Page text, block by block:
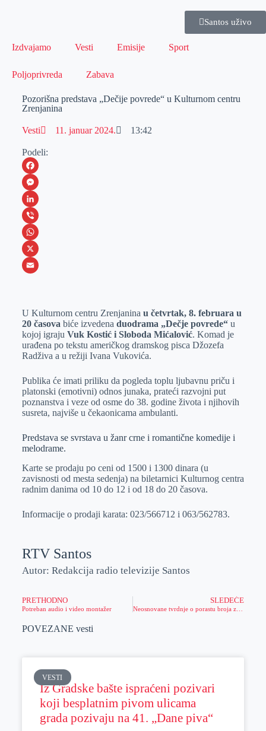
Santos uživo
Izdvajamo Vesti Emisije Sport
Poljoprivreda Zabava
Pozorišna predstava „Dečije povrede“ u Kulturnom centru
Zrenjanina
Vesti 11. januar 2024. 13:42
Podeli:
F
a
c
e
b
o
M
e
s
s
e
e
r
L
i
n
k
I
n
V
i
b
W
h
s
A
p
X
a
i
l
U Kulturnom centru Zrenjanina u četvrtak, 8. februara u
20 časova biće izvedena duodrama „Dečje povrede“u
kojoj igraju Vuk Kostić i Sloboda Mićalović. Komad je
urađena po tekstu američkog dramskog pisca Džozefa
Radživa a u režiji Ivana Vukovića.
Publika će imati priliku da pogleda toplu ljubavnu priču i
platonski (emotivni) odnos junaka, prateći razvojni put
poznanstva i veze od osme do 38. godine života i njihovih
susreta, najviše u čekaonicama ambulanti.
Predstava se svrstava u žanr crne i romantične komedije i
melodrame.
Karte se prodaju po ceni od 1500 i 1300 dinara (u
zavisnosti od mesta sedenja) na biletarnici Kulturnog centra
radnim danima od 10 do 12 i od 18 do 20 časova.
Informacije o prodaji karata: 023/566712 i 063/562783.
RTV Santos
Autor: Redakcija radio televizije Santos
PRETHODNO
Potreban audio i video montažer
SLEDEĆE
POVEZANE vesti
VESTI
Iz Gradske bašte ispraćeni pozivari
koji besplatnim pivom ulicama
grada pozivaju na 41. „Dane piva“